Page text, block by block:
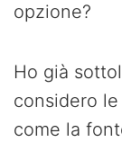
opzione?
Ho già
considero
come la